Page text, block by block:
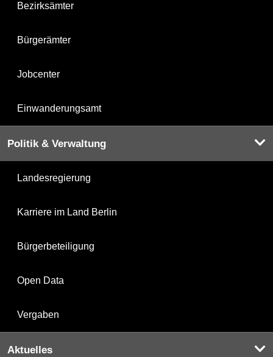
Bezirksämter
Bürgerämter
Jobcenter
Einwanderungsamt
Politik & Verwaltung
Landesregierung
Karriere im Land Berlin
Bürgerbeteiligung
Open Data
Vergaben
Aktuelles